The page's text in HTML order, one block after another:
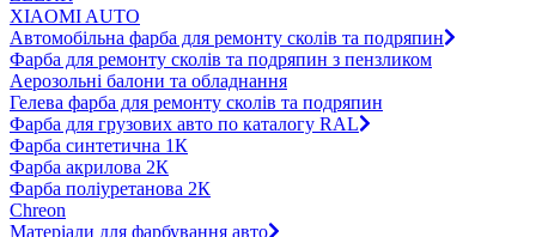
XIAOMI AUTO
Автомобільна фарба для ремонту сколів та подряпин
Фарба для ремонту сколів та подряпин з пензликом
Аерозольні балони та обладнання
Гелева фарба для ремонту сколів та подряпин
Фарба для грузових авто по каталогу RAL
Фарба синтетична 1К
Фарба акрилова 2К
Фарба поліуретанова 2К
Chreon
Матеріали для фарбування авто